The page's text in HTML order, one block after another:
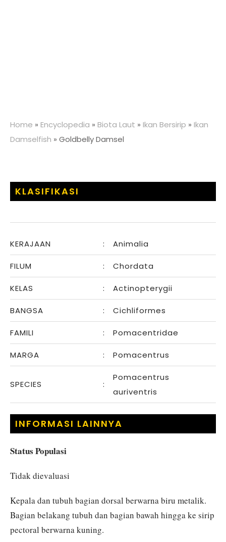
Home » Encyclopedia » Biota Laut » Ikan Bersirip » Ikan
Damselfish » Goldbelly Damsel
Kepala dan tubuh bagian dorsal berwarna biru metalik.
Bagian belakang tubuh dan bagian bawah hingga ke sirip
pectoral berwarna kuning.
KLASIFIKASI
KERAJAAN : Animalia
FILUM : Chordata
KELAS : Actinopterygii
BANGSA : Cichliformes
FAMILI : Pomacentridae
MARGA : Pomacentrus
SPECIES :
Pomacentrus
auriventris
INFORMASI LAINNYA
Status Populasi
Tidak dievaluasi